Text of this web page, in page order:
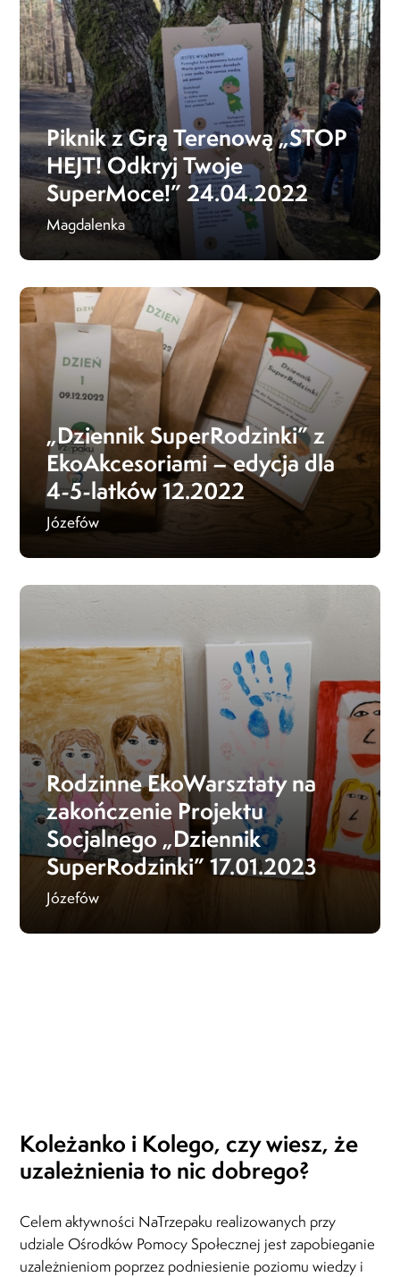
Piknik z Grą Terenową „STOP
HEJT! Odkryj Twoje
SuperMoce!” 24.04.2022
Magdalenka
„Dziennik SuperRodzinki” z
EkoAkcesoriami – edycja dla
4-5-latków 12.2022
Józefów
Rodzinne EkoWarsztaty na
zakończenie Projektu
Socjalnego „Dziennik
SuperRodzinki” 17.01.2023
Józefów
Koleżanko i Kolego,czy wiesz,że
uzależnieniato nic dobrego?
Celem aktywności NaTrzepaku realizowanych przy
udziale Ośrodków Pomocy Społecznej jest zapobieganie
uzależnieniom poprzez podniesienie poziomu wiedzy i